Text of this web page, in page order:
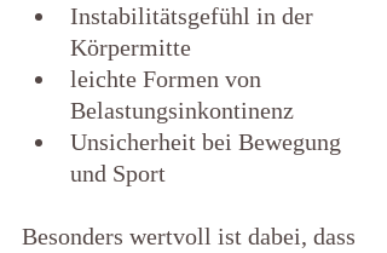
Instabilitätsgefühl in der
Körpermitte
leichte Formen von
Belastungsinkontinenz
Unsicherheit bei Bewegung
und Sport
Besonders wertvoll ist dabei, dass